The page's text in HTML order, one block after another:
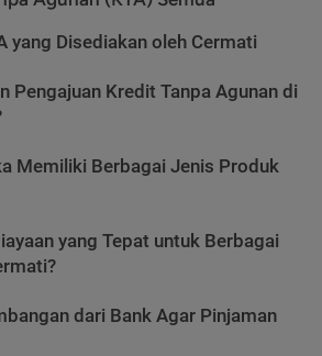
yang Disediakan oleh Cermati
Pengajuan Kredit Tanpa Agunan di
Memiliki Berbagai Jenis Produk
yang Tepat untuk Berbagai
dari Bank Agar Pinjaman